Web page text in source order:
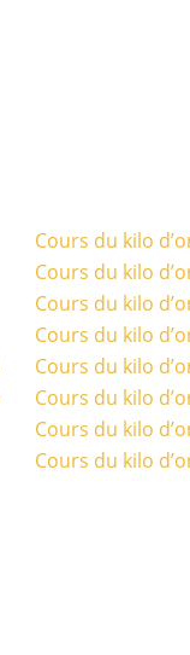
Cours du kilo
Cours du kilo
Cours du kilo
Cours du kilo
Cours du kilo
Cours du kilo
Cours du kilo
Cours du kilo